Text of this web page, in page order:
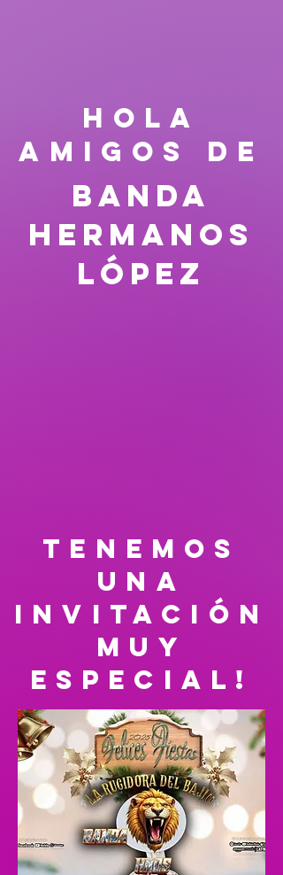
HOLA
AMIGOS DE
Banda
Hermanos
López
tenemos
una
invitación
muy
especial!